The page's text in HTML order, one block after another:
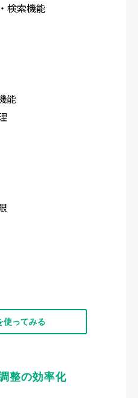
検索機能
能
使ってみる
整の効率化